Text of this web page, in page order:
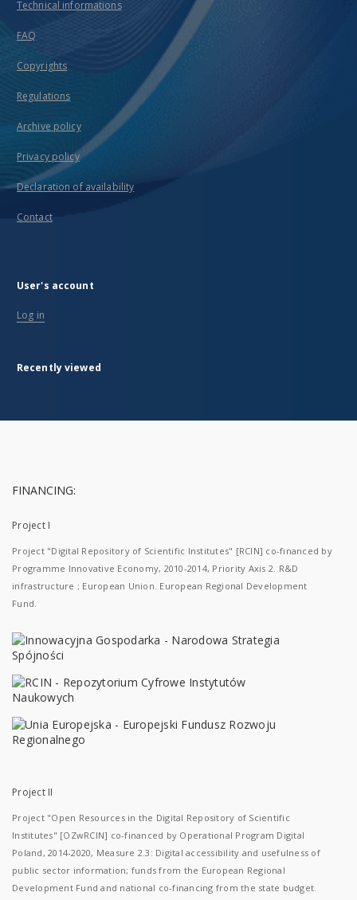
Technical informations
FAQ
Copyrights
Regulations
Archive policy
Privacy policy
Declaration of availability
Contact
User's account
Log in
Recently viewed
FINANCING:
Project I
Project "Digital Repository of Scientific Institutes" [RCIN] co-financed by
Programme Innovative Economy, 2010-2014, Priority Axis 2. R&D
infrastructure ; European Union. European Regional Development
Fund.
Project II
Project "Open Resources in the Digital Repository of Scientific
Institutes" [OZwRCIN] co-financed by Operational Program Digital
Poland, 2014-2020, Measure 2.3: Digital accessibility and usefulness of
public sector information; funds from the European Regional
Development Fund and national co-financing from the state budget.